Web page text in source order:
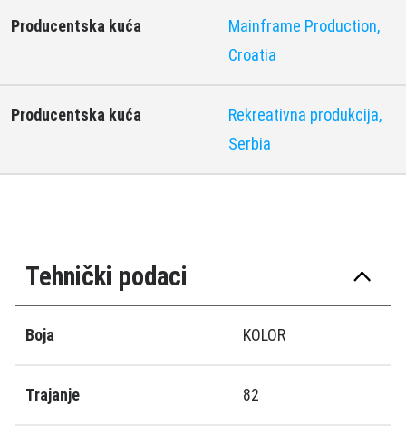
Producentska kuća
Mainframe Production,
Croatia
Producentska kuća
Rekreativna produkcija,
Serbia
Tehnički podaci
Boja KOLOR
Trajanje 82